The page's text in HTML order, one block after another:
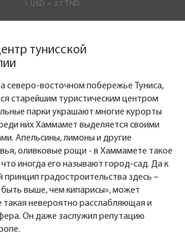
1 USD = 2.7 TND
тунисской
северо-восточном побережье Туниса,
старейшим туристическим центром
парки украшают многие курорты
них Хаммамет выделяется своими
Апельсины, лимоны и другие
оливковые рощи - в Хаммамете такое
иногда его называют город-сад. Да к
градостроительства здесь –
выше, чем кипарисы», может
такая невероятно расслабляющая и
Он даже заслужил репутацию